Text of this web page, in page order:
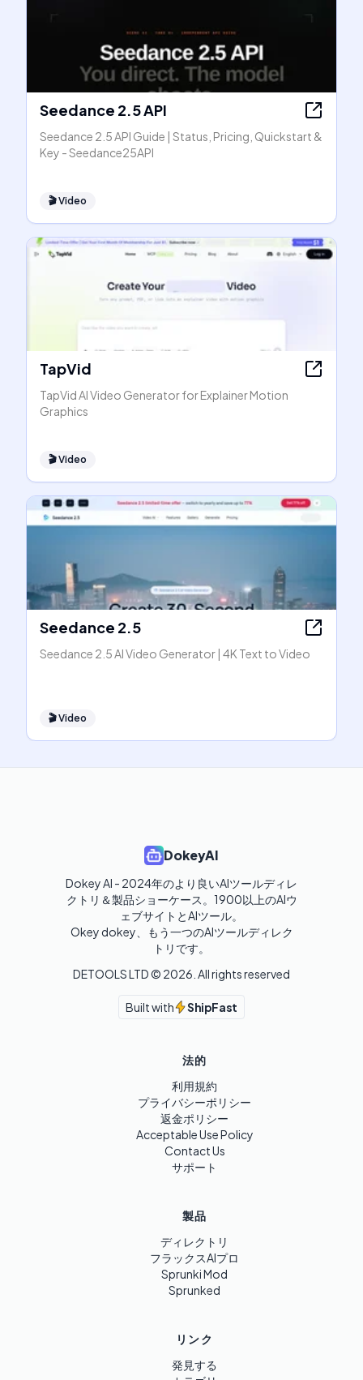
Seedance 2.5 API
Seedance 2.5 API Guide | Status, Pricing, Quickstart &
Key - Seedance25API
🎬Video
TapVid
TapVid AI Video Generator for Explainer Motion
Graphics
🎬Video
Seedance 2.5
Seedance 2.5 AI Video Generator | 4K Text to Video
🎬Video
DokeyAI
Dokey AI - 2024年のより良いAIツールディレ
クトリ＆製品ショーケース。1900以上のAIウ
ェブサイトとAIツール。
Okey dokey、もう一つのAIツールディレク
トリです。
DETOOLS LTD © 2026 . All rights reserved
Built with ShipFast
法的
利用規約
プライバシーポリシー
返金ポリシー
Acceptable Use Policy
Contact Us
サポート
製品
ディレクトリ
フラックスAIプロ
Sprunki Mod
Sprunked
リンク
発見する